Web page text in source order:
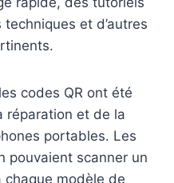
et d’autres
codes QR ont été
réparation et de la
portables. Les
pouvaient scanner un
chaque modèle de